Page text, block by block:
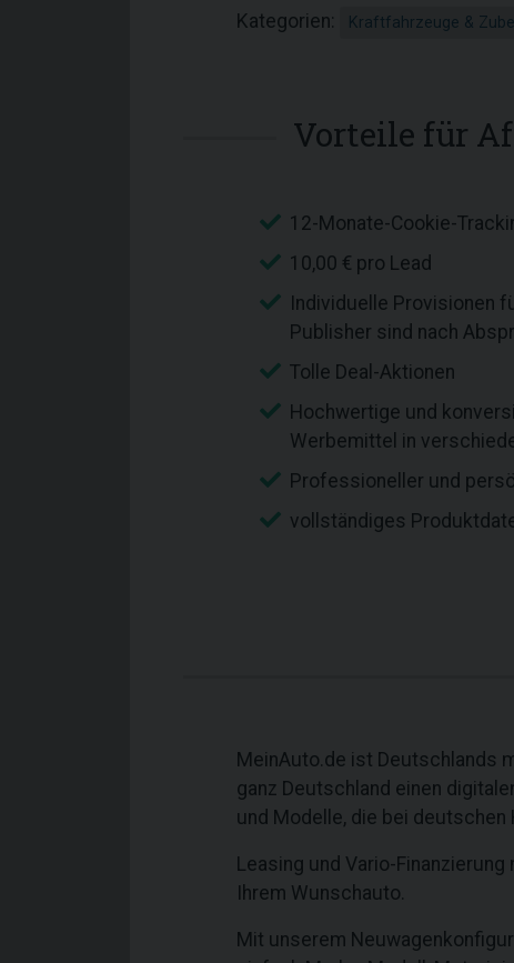
Kategorien:
Kraftfahrzeuge &
Vorteile für
12-Monate-Cookie-
10,00 € pro Lead
Individuelle Provisionen
Publisher sind nach
Tolle Deal-Aktionen
Hochwertige und
Werbemittel in
Professioneller und
vollständiges
MeinAuto.de ist Deutschlands
ganz Deutschland einen
und Modelle, die bei deutschen
Leasing und Vario-
Ihrem Wunschauto.
Mit unserem